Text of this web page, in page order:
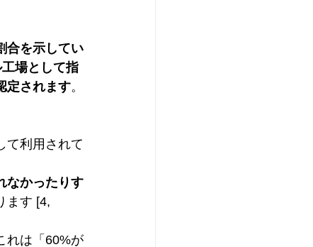
合を示してい
場として指
定されます。
て利用されて
なかったりす
ます [4,
れは「60%が